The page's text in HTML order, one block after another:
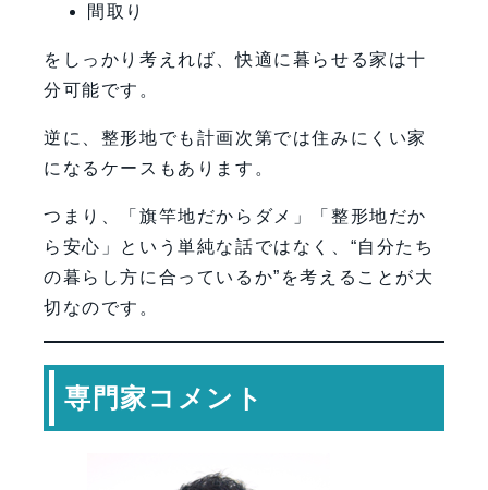
間取り
をしっかり考えれば、快適に暮らせる家は十
分可能です。
逆に、整形地でも計画次第では住みにくい家
になるケースもあります。
つまり、「旗竿地だからダメ」「整形地だか
ら安心」という単純な話ではなく、“自分たち
の暮らし方に合っているか”を考えることが大
切なのです。
専門家コメント